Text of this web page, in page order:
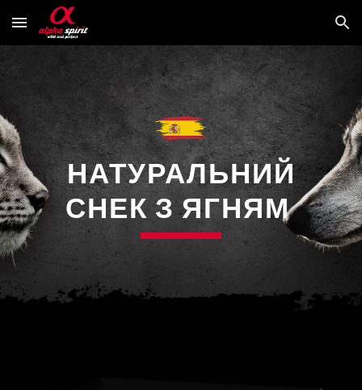
Skip to main content Skip to navigation
НАТУРАЛЬНИЙ
СНЕК З ЯГНЯМ